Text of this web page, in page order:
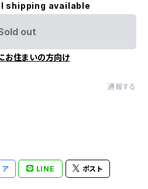
shipping available
out
お住まいの方向け
通報する
ア LINE ポスト